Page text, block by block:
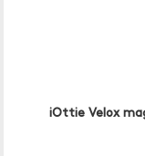
iOttie Velox